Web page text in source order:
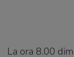
La ora 8.00